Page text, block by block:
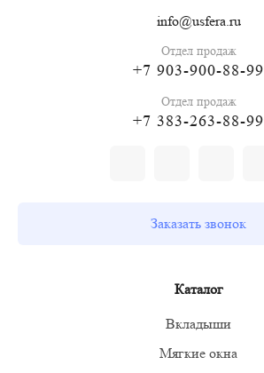
Каталог
Вкладыши
Мягкие окна
info@usfera.ru
Отдел продаж
+7 903-900-88-99
Отдел продаж
+7 383-263-88-99
Заказать звонок